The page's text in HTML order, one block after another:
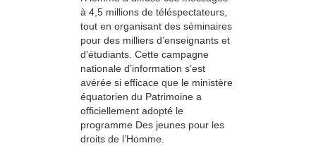
à 4,5 millions de téléspectateurs,
tout en organisant des séminaires
pour des milliers d’enseignants et
d’étudiants. Cette campagne
nationale d’information s’est
avérée si efficace que le ministère
équatorien du Patrimoine a
officiellement adopté le
programme Des jeunes pour les
droits de l’Homme.